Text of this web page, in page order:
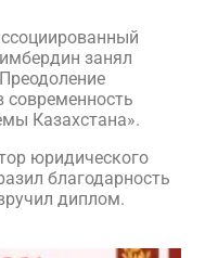
занял
современность
Казахстана».
юридического
благодарность
диплом.